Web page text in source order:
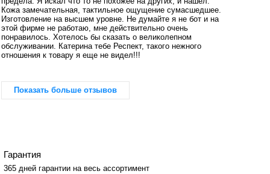
Кожа замечательная, тактильное ощущение сумасшедшее.
Изготовление на высшем уровне. Не думайте я не бот и на
этой фирме не работаю, мне действительно очень
понравилось. Хотелось бы сказать о великолепном
обслуживании. Катерина тебе Респект, такого нежного
отношения к товару я еще не видел!!!
Показать больше отзывов
Гарантия
365 дней гарантии на весь ассортимент